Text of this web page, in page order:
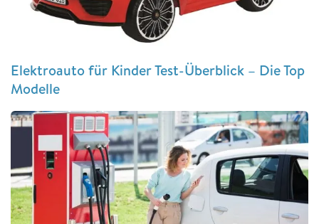
Elektroauto für Kinder Test-Überblick – Die Top
Modelle